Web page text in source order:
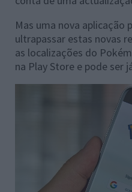
Mas uma nova aplicação
ultrapassar estas novas
as localizações do
na Play Store e pode ser